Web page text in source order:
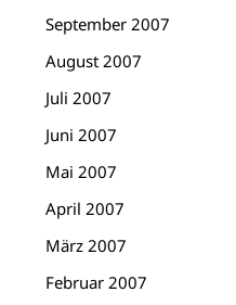
September 2007
August 2007
Juli 2007
Juni 2007
Mai 2007
April 2007
März 2007
Februar 2007